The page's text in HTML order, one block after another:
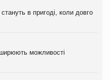
в пригоді, коли довго
можливості